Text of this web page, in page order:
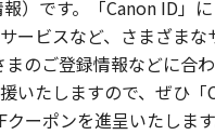
）です。「Canon ID」
ービスなど、さまざま
のご登録情報などに合
いたしますので、ぜひ「
ーポンを進呈いたします